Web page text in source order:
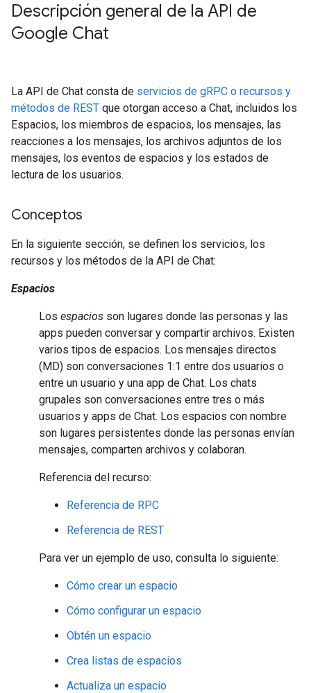
Descripción general de la API de
Google Chat
La API de Chat consta de servicios de gRPC o recursos y
métodos de REST que otorgan acceso a Chat, incluidos los
Espacios, los miembros de espacios, los mensajes, las
reacciones a los mensajes, los archivos adjuntos de los
mensajes, los eventos de espacios y los estados de
lectura de los usuarios.
Conceptos
En la siguiente sección, se definen los servicios, los
recursos y los métodos de la API de Chat:
Espacios
Los espacios son lugares donde las personas y las
apps pueden conversar y compartir archivos. Existen
varios tipos de espacios. Los mensajes directos
(MD) son conversaciones 1:1 entre dos usuarios o
entre un usuario y una app de Chat. Los chats
grupales son conversaciones entre tres o más
usuarios y apps de Chat. Los espacios con nombre
son lugares persistentes donde las personas envían
mensajes, comparten archivos y colaboran.
Referencia del recurso:
Referencia de RPC
Referencia de REST
Para ver un ejemplo de uso, consulta lo siguiente:
Cómo crear un espacio
Cómo configurar un espacio
Obtén un espacio
Crea listas de espacios
Actualiza un espacio